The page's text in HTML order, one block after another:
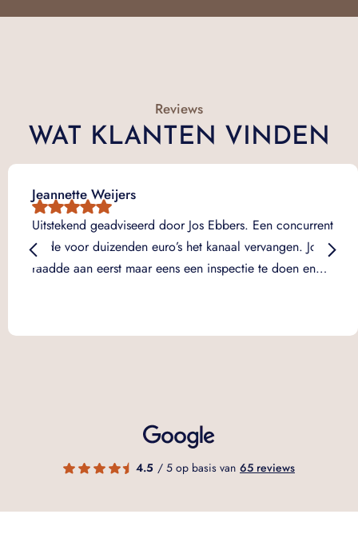
Reviews
WAT KLANTEN VINDEN
Jeannette Weijers
Uitstekend geadviseerd door Jos Ebbers. Een concurrent
wilde voor duizenden euro’s het kanaal vervangen. Jos
raadde aan eerst maar eens een inspectie te doen en…
4.5 / 5 op basis van 65 reviews